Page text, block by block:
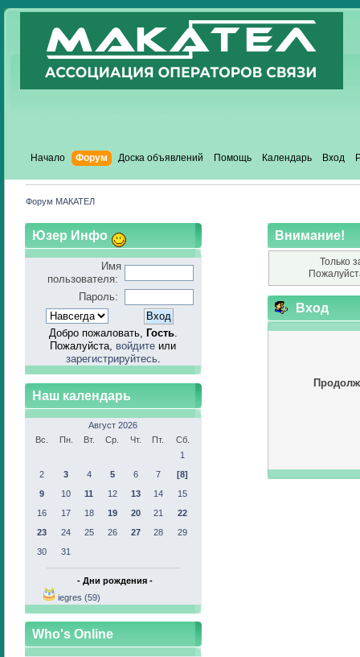
Начало Форум Доска объявлений Помощь Календарь Вход
Форум МАКАТЕЛ
Юзер Инфо
Имя
пользователя:
Пароль:
Добро пожаловать, Гость.
Пожалуйста, войдите или
зарегистрируйтесь.
Наш календарь
Август 2026
Вс.
Пн. Вт. Ср. Чт. Пт.
Сб.
1
2
3 4 5 6 7
[8]
9
10 11 12 13 14
15
16
17 18 19 20 21
22
23
24 25 26 27 28
29
30
31
- Дни рождения -
iegres (59)
Who's Online
Внимание!
Только
Вход